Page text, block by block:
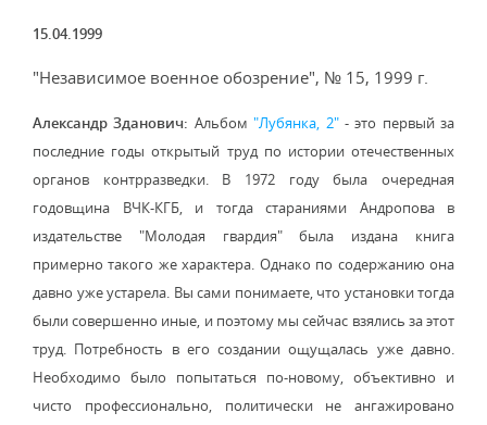
15.04.1999
"Независимое военное обозрение", № 15, 1999 г.
Александр Зданович: Альбом"Лубянка, 2"- это первый за
последние годы открытый труд по истории отечественных
органов контрразведки. В 1972 году была очередная
годовщина ВЧК-КГБ, и тогда стараниями Андропова в
издательстве "Молодая гвардия" была издана книга
примерно такого же характера. Однако по содержанию она
давно уже устарела. Вы сами понимаете, что установки тогда
были совершенно иные, и поэтому мы сейчас взялись за этот
труд. Потребность в его создании ощущалась уже давно.
Необходимо было попытаться по-новому, объективно и
чисто профессионально, политически не ангажировано